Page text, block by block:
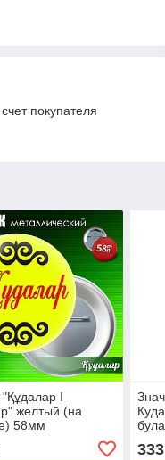
покупателя
"Құдалар I
желтый (на
58мм
333